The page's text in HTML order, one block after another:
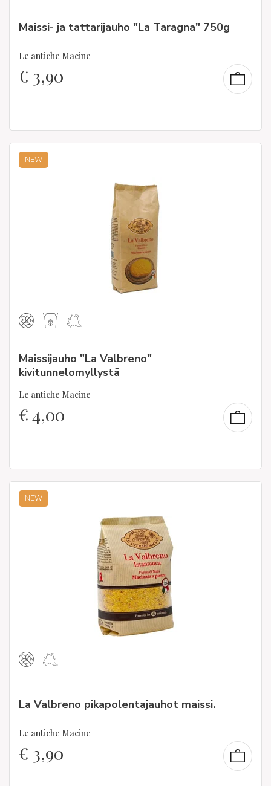
Maissi- ja tattarijauho "La Taragna" 750g
Le antiche Macine
€ 3,90
NEW
Maissijauho "La Valbreno"
kivitunnelomyllystä
Le antiche Macine
€4,00
NEW
La Valbreno pikapolentajauhot maissi.
Le antiche Macine
€ 3,90